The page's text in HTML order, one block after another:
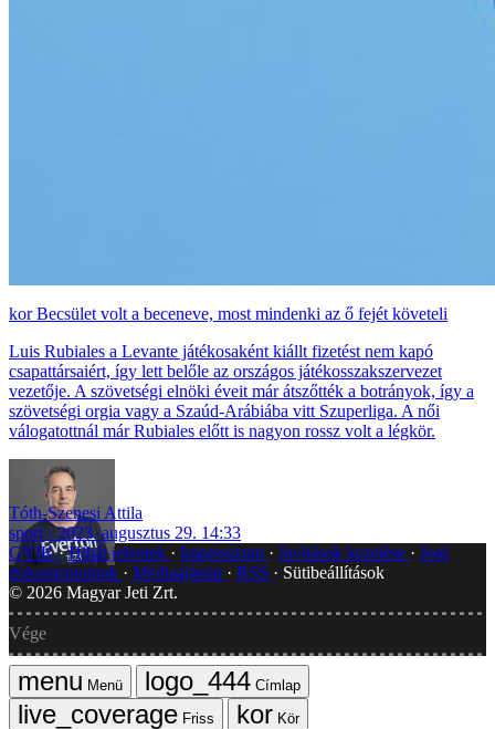
Becsület volt a beceneve, most mindenki az ő fejét követeli
Luis Rubiales a Levante játékosaként kiállt fizetést nem kapó
csapattársaiért, így lett belőle az országos játékosszakszervezet
vezetője. A szövetségi elnöki éveit már átszőtték a botrányok, így a
szövetségi orgia vagy a Szaúd-Arábiába vitt Szuperliga. A női
válogatottnál már Rubiales előtt is nagyon rossz volt a légkör.
Tóth-Szenesi Attila
sport
2023. augusztus 29. 14:33
GYIK Hibát jelentek Impresszum Javítások kezelése
Jogi
dokumentumok
Médiaajánlat RSS
Sütibeállítások
© 2026 Magyar Jeti Zrt.
Vége
Menü
Címlap
Friss
Kör